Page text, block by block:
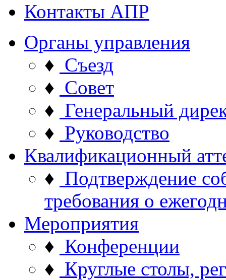
Контакты АПР
Органы управления
♦ Съезд
♦ Совет
♦ Генеральный
♦ Руководство
Квалификационный
♦ Подтверждение
требования о
Мероприятия
♦ Конференции
♦ Круглые столы,